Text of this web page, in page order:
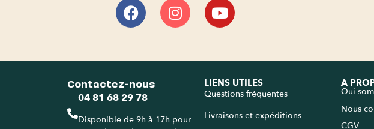
Contactez-nous
04 81 68 29 78
Disponible de 9h à 17h pour
LIENS UTILES
Questions fréquentes
Livraisons et expéditions
A
Qui
Nous
CGV